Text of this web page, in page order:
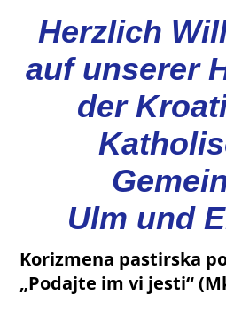
Herzlich
auf unserer
der
Ulm und
Korizmena pastirska
„Podajte im vi jesti“